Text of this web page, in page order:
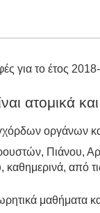
για το έτος
ατομικά και
οργάνων
Πιάνου,
καθημερινά, από
μαθήματα